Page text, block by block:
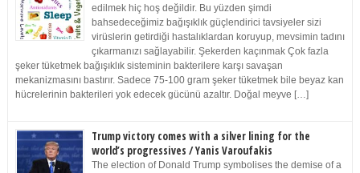
edilmek hiç hoş değildir. Bu yüzden şimdi
bahsedeceğimiz bağışıklık güçlendirici tavsiyeler sizi
virüslerin getirdiği hastalıklardan koruyup, mevsimin tadını
çıkarmanızı sağlayabilir. Şekerden kaçınmak Çok fazla
şeker tüketmek bağışıklık sisteminin bakterilere karşı savaşan
mekanizmasını bastırır. Sadece 75-100 gram şeker tüketmek bile beyaz kan
hücrelerinin bakterileri yok edecek gücünü azaltır. Doğal meyve […]
Trump victory comes with a silver lining for the
world’s progressives / Yanis Varoufakis
The election of Donald Trump symbolises the demise of a